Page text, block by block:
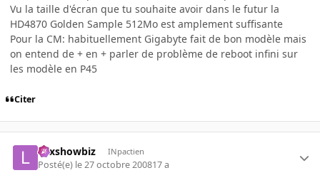
Vu la taille d'écran que tu souhaite avoir dans le futur la
HD4870 Golden Sample 512Mo est amplement suffisante
Pour la CM: habituellement Gigabyte fait de bon modèle mais
on entend de + en + parler de problème de reboot infini sur
les modèle en P45
Citer
Lexshowbiz INpactien
Posté(e) le 27 octobre 200817 a